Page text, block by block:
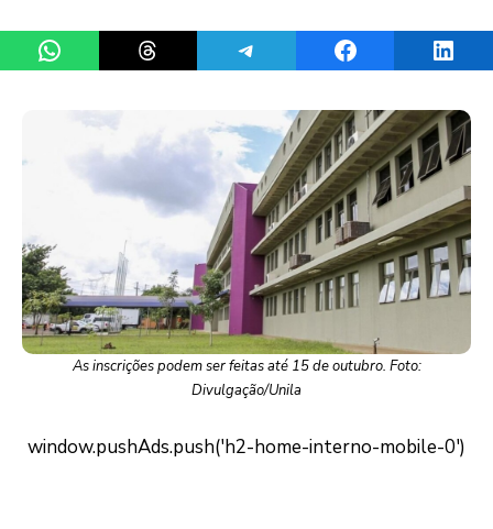
Share on WhatsAppShare on ThreadsShare on TelegramShare on Facebook
As inscrições podem ser feitas até 15 de outubro. Foto:
Divulgação/Unila